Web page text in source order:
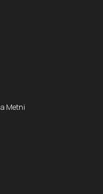
Metni